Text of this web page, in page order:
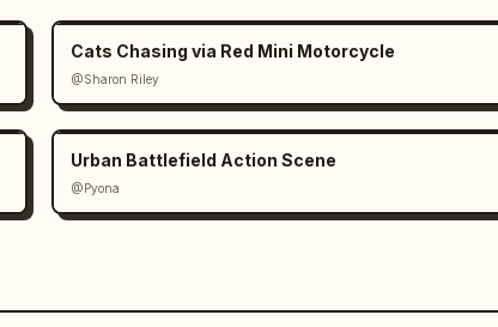
Cats Chasing via Red Mini Motorcycle
@Sharon Riley
Urban Battlefield Action Scene
@Pyona